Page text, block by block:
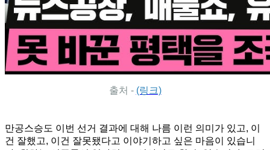
출처 - (링크)
만공스승도 이번 선거 결과에 대해 나름 이런 의미가 있고, 이
건 잘했고, 이건 잘못됐다고 이야기하고 싶은 마음이 있습니